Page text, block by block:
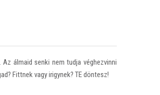
álmaid senki nem tudja véghezvinni
Fittnek vagy irigynek? TE döntesz!